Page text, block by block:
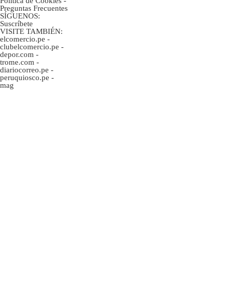
Preguntas Frecuentes
SÍGUENOS:
Suscríbete
VISITE TAMBIÉN:
elcomercio.pe -
clubelcomercio.pe -
depor.com -
trome.com -
diariocorreo.pe -
peruquiosco.pe -
mag